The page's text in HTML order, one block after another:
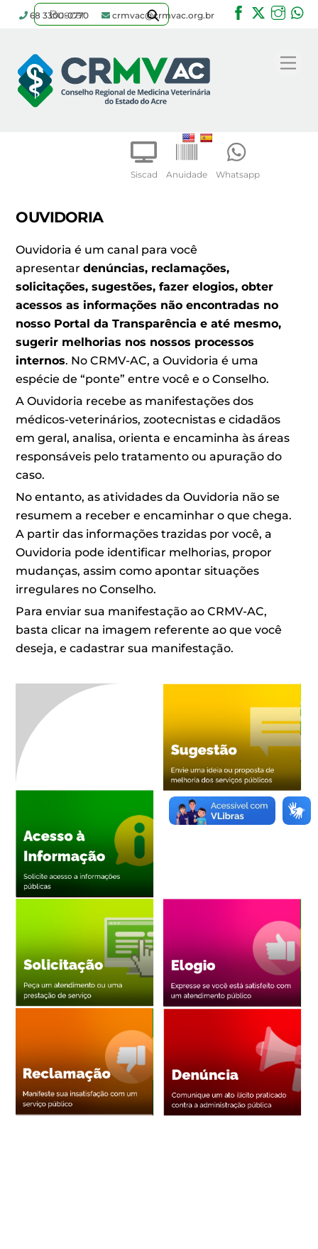
content
Siscad Anuidade Whatsapp
68 3300-0770 crmvac@crmvac.org.br
Facebook
Twitter
OUVIDORIA
Ouvidoria é um canal para você
apresentardenúncias, reclamações,
solicitações, sugestões, fazer elogios, obter
acessos as informações não encontradas no
nosso Portal da Transparência e até mesmo,
sugerir melhorias nos nossos processos
internos. No CRMV-AC, a Ouvidoria é uma
espécie de “ponte” entre você e o Conselho.
A Ouvidoria recebe as manifestações dos
médicos-veterinários, zootecnistas e cidadãos
em geral, analisa, orienta e encaminha às áreas
responsáveis pelo tratamento ou apuração do
caso.
No entanto, as atividades da Ouvidoria não se
resumem a receber e encaminhar o que chega.
A partir das informações trazidas por você, a
Ouvidoria pode identificar melhorias, propor
mudanças, assim como apontar situações
irregulares no Conselho.
Para enviar sua manifestação ao CRMV-AC,
basta clicar na imagem referente ao que você
deseja, e cadastrar sua manifestação.